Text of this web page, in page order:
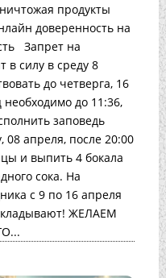
продукты
доверенность на
Запрет на
в силу в среду 8
до четверга, 16
до 11:36,
заповедь
апреля, после 20:00
и выпить 4 бокала
сока. На
с 9 по 16 апреля
ЖЕЛАЕМ